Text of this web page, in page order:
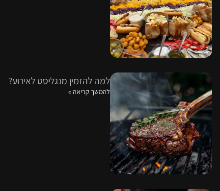
למה להזמין מנגליסט לאירוע?
להמשך קריאה »